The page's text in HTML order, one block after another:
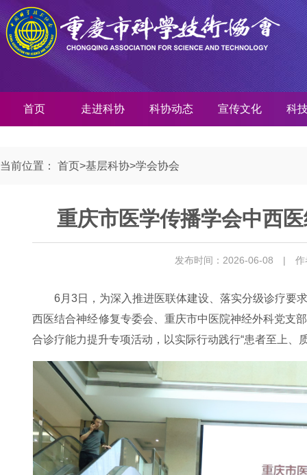
首页 走进科协 科协动态 宣传文化 科
当前位置： 首页>基层科协>学会协会
重庆市医学传播学会中西
发布时间：2026-06-08 | 作
6月3日，为深入推进医联体建设、落实分级诊疗要
西医结合神经修复专委会、重庆市中医院神经外科党支
合诊疗能力提升专项活动，以实际行动践行“患者至上